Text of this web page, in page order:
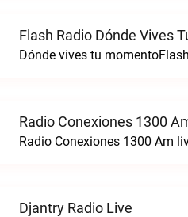
Flash Radio Dónde Vives
Dónde vives tu
Radio Conexiones 1300
Radio Conexiones 1300 Am
Djantry Radio Live